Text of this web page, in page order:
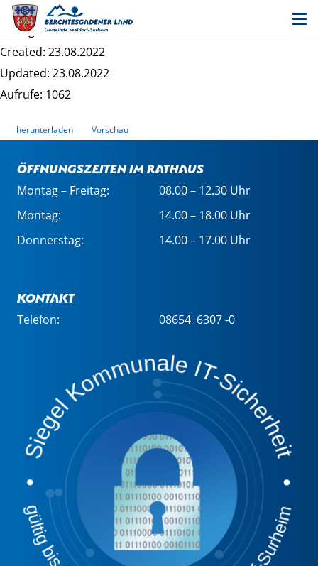
Bebauungsplan "Saaldorf Ost" - Begründung
Dateigrösse: 2.22 MB
Created: 23.08.2022
Updated: 23.08.2022
Aufrufe: 1062
herunterladen Vorschau
Öffnungszeiten im Rathaus
Montag – Freitag:
08.00 – 12.30 Uhr
Montag:
14.00 – 18.00 Uhr
Donnerstag:
14.00 – 17.00 Uhr
Kontakt
Telefon: 08654 6307 -0